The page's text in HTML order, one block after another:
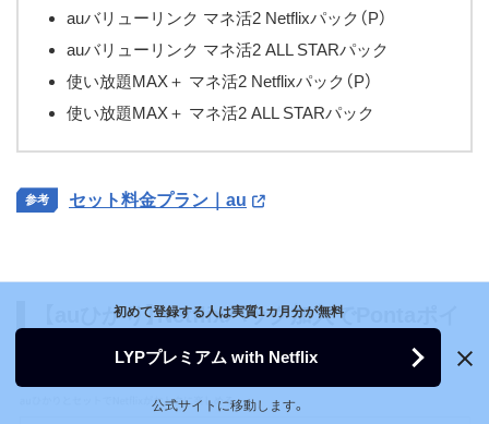
auバリューリンク マネ活2 Netflixパック（P）
auバリューリンク マネ活2 ALL STARパック
使い放題MAX＋ マネ活2 Netflixパック（P）
使い放題MAX＋ マネ活2 ALL STARパック
セット料金プラン｜au
【auひかり】Netflixパック加入でPontaポイ
初めて登録する人は実質1カ月分が無料
LYPプレミアム with Netflix
公式サイトに移動します。